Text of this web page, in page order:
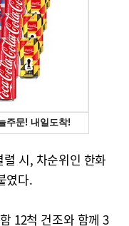
시, 차순위인 한화
였다.
12척 건조와 함께 3